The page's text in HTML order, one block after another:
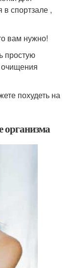
спортзале ,
вам нужно!
простую
похудеть на
организма